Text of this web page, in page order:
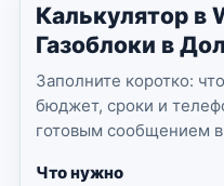
Калькулятор в
Газоблоки в
Заполните коротко:
бюджет, сроки и
готовым сообщением
Что нужно